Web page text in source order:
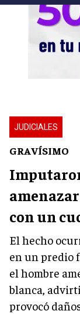
JUDICIALES
GRAVÍSIMO
con un
El hecho
en un predio
el hombre
blanca,
provocó